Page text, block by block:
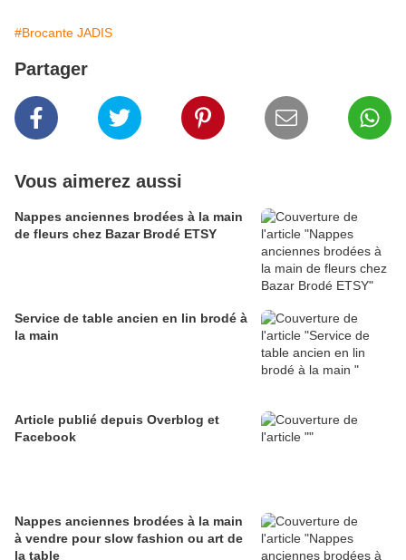
#Brocante JADIS
Partager
Vous aimerez aussi
Nappes anciennes brodées à la main
de fleurs chez Bazar Brodé ETSY
Service de table ancien en lin brodé à
la main
Article publié depuis Overblog et
Facebook
Nappes anciennes brodées à la main
à vendre pour slow fashion ou art de
la table